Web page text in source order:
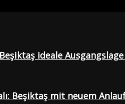
Beşiktaş ideale
Beşiktaş mit neuem